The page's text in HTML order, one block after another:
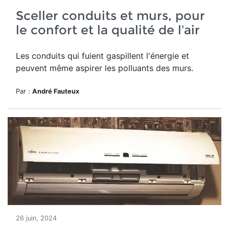
Sceller conduits et murs, pour
le confort et la qualité de l’air
Les conduits qui fuient gaspillent l'énergie et
peuvent même aspirer les polluants des murs.
Par : André Fauteux
26 juin, 2024